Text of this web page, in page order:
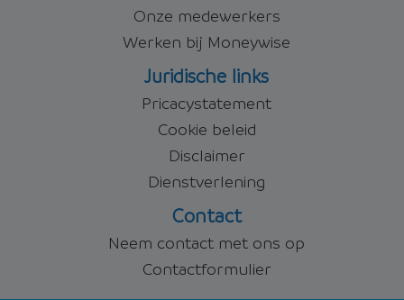
Onze medewerkers
Werken bij Moneywise
Juridische links
Pricacystatement
Cookie beleid
Disclaimer
Dienstverlening
Contact
Neem contact met ons op
Contactformulier